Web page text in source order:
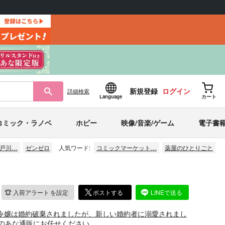
詳細検索
Language
新規登録 ログイン
カート
ミック・ラノベ ホビー 映像/音楽/ゲーム 電子書
川… ゼンゼロ 人気ワード: コミックマーケット… 薬屋のひとりごと
入荷アラート を設定 ポストする LINEで送る
嬢は婚約破棄されましたが、新しい婚約者に溺愛されまし
な通販にお任せください。